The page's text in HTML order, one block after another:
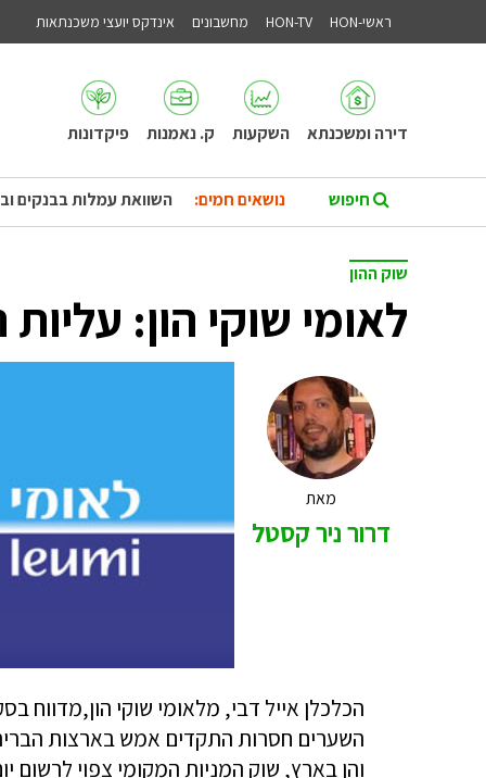
ראשי-HON HON-TV מחשבונים אינדקס יועצי משכנתאות
דירה ומשכנתא השקעות ק. נאמנות פיקדונות
נושאים חמים: השוואת עמלות בבנקים
שוק ההון
לאומי שוקי הון:
מאת
דרור ניר קסטל
הכלכלן אייל דבי, מלאומי שוקי הון,מדווח
השערים חסרות התקדים אמש בארצות
והן בארץ, שוק המניות המקומי צפוי לרשום יום